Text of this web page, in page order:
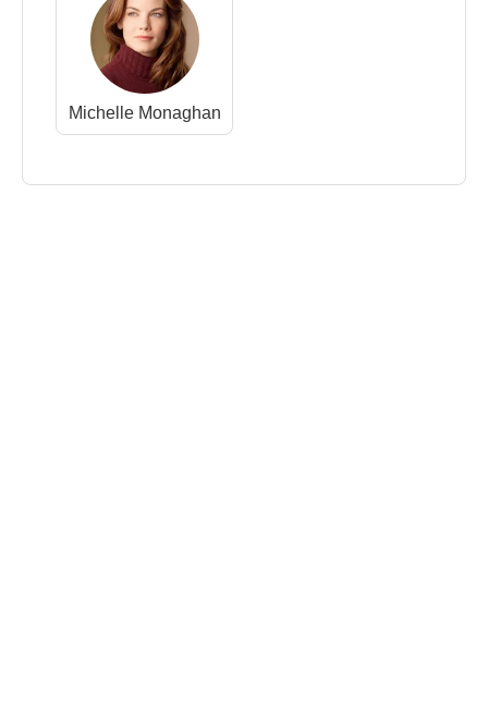
Michelle Monaghan